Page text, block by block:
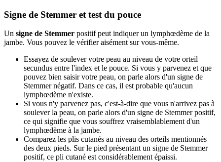
Signe de Stemmer et test du pouce
Un signe de Stemmer positif peut indiquer un lymphœdème de la
jambe. Vous pouvez le vérifier aisément sur vous-même.
Essayez de soulever votre peau au niveau de votre orteil
secundus entre l'index et le pouce. Si vous y parvenez et que
pouvez bien saisir votre peau, on parle alors d'un signe de
Stemmer négatif. Dans ce cas, il est probable qu'aucun
lymphœdème n'existe.
Si vous n'y parvenez pas, c'est-à-dire que vous n'arrivez pas à
soulever la peau, on parle alors d'un signe de Stemmer positif,
ce qui signifie que vous souffrez vraisemblablement d'un
lymphœdème à la jambe.
Comparez les plis cutanés au niveau des orteils mentionnés
des deux pieds. Sur le pied présentant un signe de Stemmer
positif, ce pli cutané est considérablement épaissi.